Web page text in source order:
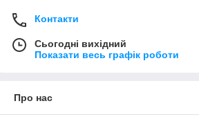
Контакти
Сьогодні вихідний
Показати весь графік роботи
Про нас